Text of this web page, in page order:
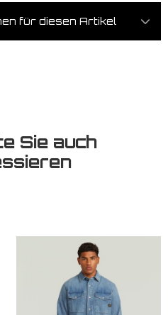
für diesen Artikel
Sie auch